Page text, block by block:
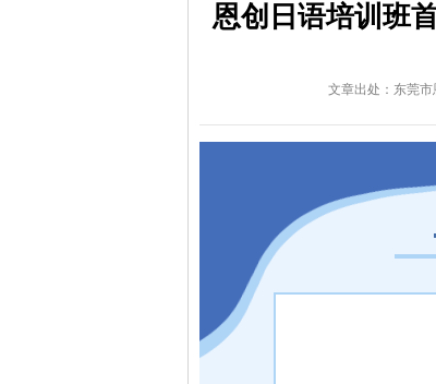
恩创日语培训班
文章出处：东莞市